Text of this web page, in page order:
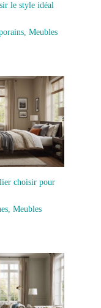
le style idéal
, Meubles
choisir pour
, Meubles